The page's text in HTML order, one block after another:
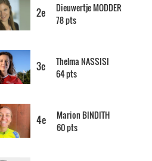
2eDieuwertje MODDER
78 pts
3e Thelma NASSISI
64 pts
4eMarion BINDITH
60 pts